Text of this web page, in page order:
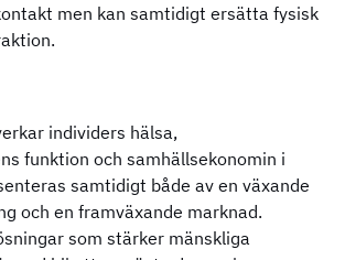
men kan samtidigt ersätta fysisk
individers hälsa,
funktion och samhällsekonomin i
samtidigt både av en växande
och en framväxande marknad.
som stärker mänskliga